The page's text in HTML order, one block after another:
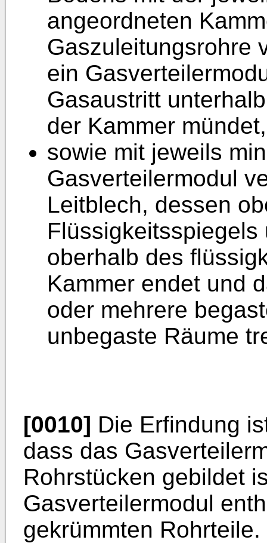
angeordneten
Gaszuleitungsrohre
ein
Gasaustritt
der Kammer mündet,
sowie mit jeweils
Gasverteilermodul
Leitblech, dessen
oberhalb des
Kammer endet und
oder mehrere
unbegaste Räume
[0010] Die Erfindung
dass das
Rohrstücken gebildet
Gasverteilermodul
gekrümmten Rohrteile.